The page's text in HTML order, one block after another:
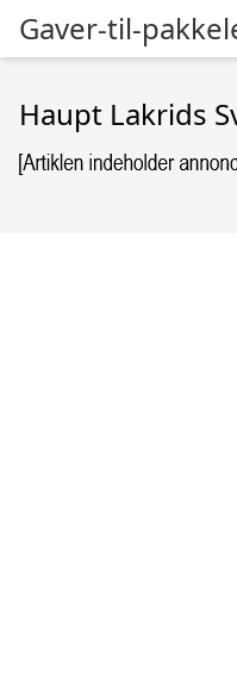
Gaver-til-
Haupt Lakrids